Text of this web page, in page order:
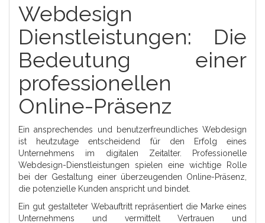
Webdesign
Dienstleistungen: Die
Bedeutung einer
professionellen
Online-Präsenz
Ein ansprechendes und benutzerfreundliches Webdesign
ist heutzutage entscheidend für den Erfolg eines
Unternehmens im digitalen Zeitalter. Professionelle
Webdesign-Dienstleistungen spielen eine wichtige Rolle
bei der Gestaltung einer überzeugenden Online-Präsenz,
die potenzielle Kunden anspricht und bindet.
Ein gut gestalteter Webauftritt repräsentiert die Marke eines
Unternehmens und vermittelt Vertrauen und